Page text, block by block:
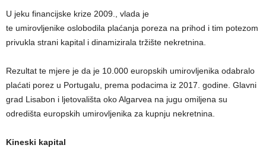
U jeku financijske krize 2009., vlada je
te umirovljenike oslobodila plaćanja poreza na prihod i tim potezom
privukla strani kapital i dinamizirala tržište nekretnina.
Rezultat te mjere je da je 10.000 europskih umirovljenika odabralo
plaćati porez u Portugalu, prema podacima iz 2017. godine. Glavni
grad Lisabon i ljetovališta oko Algarvea na jugu omiljena su
odredišta europskih umirovljenika za kupnju nekretnina.
Kineski kapital